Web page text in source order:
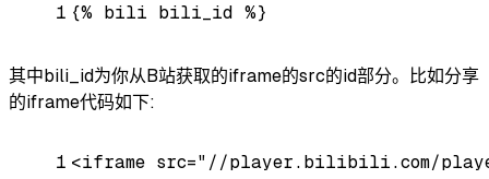
1 {% bili bili_id %}
其中bili_id为你从B站获取的iframe的src的id部分。比如分享
的iframe代码如下:
1 <iframe src="//player.bilibili.com/